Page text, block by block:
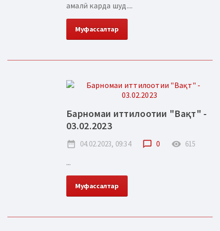
амалӣ карда шуд....
Муфассалтар
Барномаи иттилоотии "Вақт" -
03.02.2023
date_range 04.02.2023, 09:34 chat_bubble_outline 0 remove_red_eye 615
...
Муфассалтар